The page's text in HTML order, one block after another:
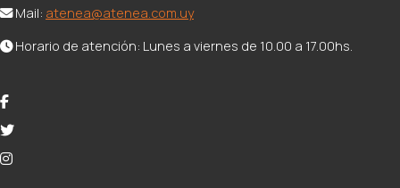
Mail: atenea@atenea.com.uy
Horario de atención: Lunes a viernes de 10.00 a 17.00hs.